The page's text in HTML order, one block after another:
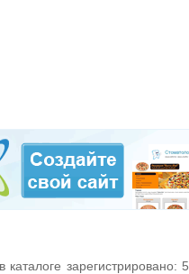
зарегистрировано: